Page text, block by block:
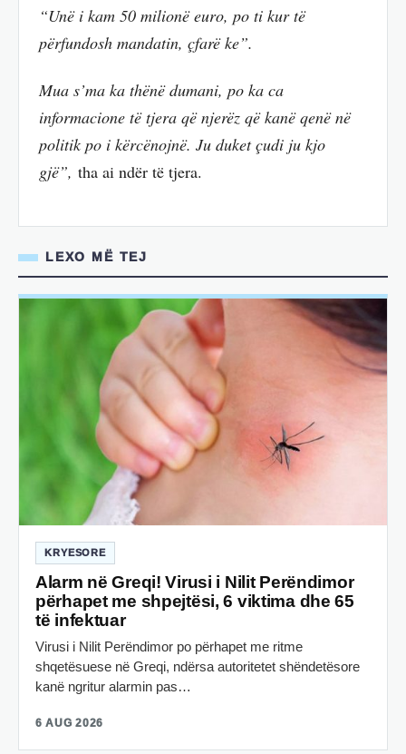
“Unë i kam 50 milionë euro, po ti kur të
përfundosh mandatin, çfarë ke”.
Mua s’ma ka thënë dumani, po ka ca
informacione të tjera që njerëz që kanë qenë në
politik po i kërcënojnë. Ju duket çudi ju kjo
gjë”, tha ai ndër të tjera.
LEXO MË TEJ
KRYESORE
Alarm në Greqi! Virusi i Nilit Perëndimor
përhapet me shpejtësi, 6 viktima dhe 65
të infektuar
Virusi i Nilit Perëndimor po përhapet me ritme
shqetësuese në Greqi, ndërsa autoritetet shëndetësore
kanë ngritur alarmin pas…
6 AUG 2026